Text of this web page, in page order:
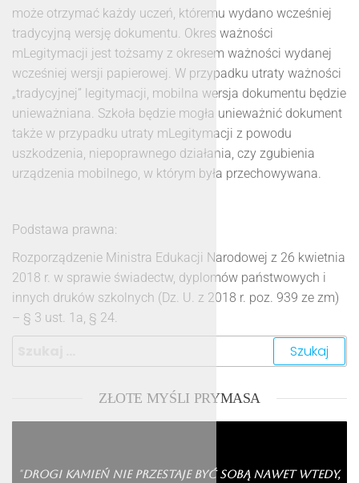
może otrzymać każdy uczeń, któremu wydano wcześniej
tradycyjną wersję dokumentu. Okres ważności
mLegitymacji jest tożsamy z okresem ważności wydanej
wcześniej wersji papierowej. W przypadku utraty ważności
„tradycyjnej” legitymacji, mobilna wersja dokumentu będzie
unieważniana. Szkoła będzie mogła unieważnić dokument
także w przypadku utraty mLegitymacji z powodu
uszkodzenia, niepoprawnego działania, czy zgubienia
urządzenia mobilnego, w którym była przechowywana.
Podstawa prawna:
Rozporządzenie Ministra Edukacji Narodowej z 26 kwietnia
2018 r. w sprawie świadectw, dyplomów państwowych i
innych druków szkolnych (Dz. U. z 2018 r. poz. 939 ze zm)
– § 3 ust. 1a, § 24.
ZŁOTE MYŚLI PRYMASA
"Drogi kamień nie przestaje być sobą nawet wtedy,